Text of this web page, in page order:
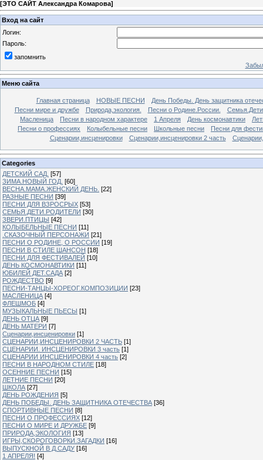
[ЭТО САЙТ Александра Комарова]
Вход на сайт
Логин:
Пароль:
запомнить
Меню сайта
Главная страница НОВЫЕ ПЕСНИ
День Победы. День защитника
Песни мире и дружбе
Природа,экология. Песни о Родине.России.
Масленица
Песни в народном характере 1 Апреля День космонавтики
Песни о профессиях
Колыбельные песни Школьные песни
Песни для
Сценарии,инсценировки
Сценарии,инсценировки 2 часть
Categories
ДЕТСКИЙ САД. [57]
ЗИМА.НОВЫЙ ГОД. [60]
ВЕСНА.МАМА.ЖЕНСКИЙ ДЕНЬ. [22]
РАЗНЫЕ ПЕСНИ [39]
ПЕСНИ ДЛЯ ВЗРОСРЫХ [53]
СЕМЬЯ.ДЕТИ.РОДИТЕЛИ [30]
ЗВЕРИ.ПТИЦЫ [42]
КОЛЫБЕЛЬНЫЕ ПЕСНИ [11]
.СКАЗОЧНЫЙ ПЕРСОНАЖИ [21]
ПЕСНИ О РОДИНЕ, О РОССИИ [19]
ПЕСНИ В СТИЛЕ ШАНСОН [18]
ПЕСНИ ДЛЯ ФЕСТИВАЛЕЙ [10]
ДЕНЬ КОСМОНАВТИКИ [11]
ЮБИЛЕЙ ДЕТ.САДА [2]
РОЖДЕСТВО [9]
ПЕСНИ-ТАНЦЫ-ХОРЕОГ.КОМПОЗИЦИИ [23]
МАСЛЕНИЦА [4]
ФЛЕШМОБ [4]
МУЗЫКАЛЬНЫЕ ПЬЕСЫ [1]
ДЕНЬ ОТЦА [9]
ДЕНЬ МАТЕРИ [7]
Сценарии,инсценировки [1]
СЦЕНАРИИ,ИНСЦЕНИРОВКИ 2 ЧАСТЬ [1]
СЦЕНАРИИ. ИНСЦЕНИРОВКИ 3 часть [1]
СЦЕНАРИИ ИНСЦЕНИРОВКИ 4 часть [2]
ПЕСНИ В НАРОДНОМ СТИЛЕ [18]
ОСЕННИЕ ПЕСНИ [15]
ЛЕТНИЕ ПЕСНИ [20]
ШКОЛА [27]
ДЕНЬ РОЖДЕНИЯ [5]
ДЕНЬ ПОБЕДЫ. ДЕНЬ ЗАЩИТНИКА ОТЕЧЕСТВА [36]
СПОРТИВНЫЕ ПЕСНИ [8]
ПЕСНИ О ПРОФЕССИЯХ [12]
ПЕСНИ О МИРЕ И ДРУЖБЕ [9]
ПРИРОДА,ЭКОЛОГИЯ [13]
ИГРЫ,СКОРОГОВОРКИ.ЗАГАДКИ [16]
ВЫПУСКНОЙ В Д.САДУ [16]
1 АПРЕЛЯ! [4]